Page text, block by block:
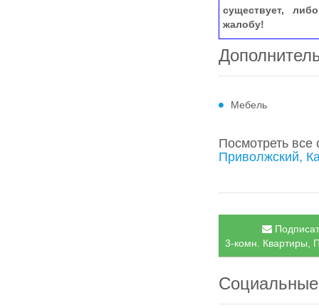
существует,
жалобу!
Мебель
Посмотреть
Приволжский,
3-комн. Квартиры,